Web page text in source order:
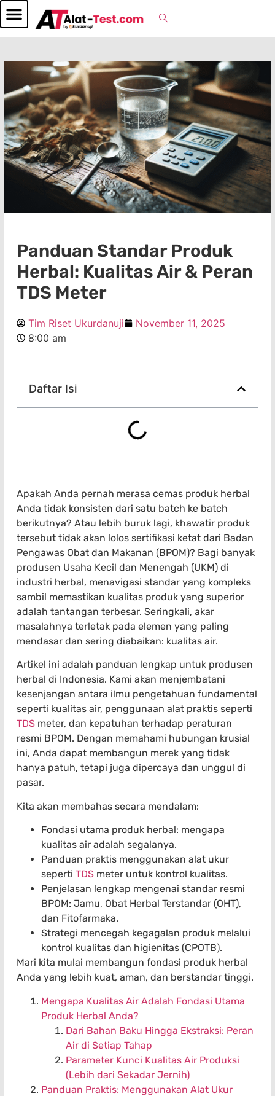
Panduan Standar Produk
Herbal: Kualitas Air & Peran
TDS Meter
Tim Riset Ukurdanuji
November 11, 2025
8:00 am
Daftar Isi
Apakah Anda pernah merasa cemas produk herbal
Anda tidak konsisten dari satu batch ke batch
berikutnya? Atau lebih buruk lagi, khawatir produk
tersebut tidak akan lolos sertifikasi ketat dari Badan
Pengawas Obat dan Makanan (BPOM)? Bagi banyak
produsen Usaha Kecil dan Menengah (UKM) di
industri herbal, menavigasi standar yang kompleks
sambil memastikan kualitas produk yang superior
adalah tantangan terbesar. Seringkali, akar
masalahnya terletak pada elemen yang paling
mendasar dan sering diabaikan: kualitas air.
Artikel ini adalah panduan lengkap untuk produsen
herbal di Indonesia. Kami akan menjembatani
kesenjangan antara ilmu pengetahuan fundamental
seperti kualitas air, penggunaan alat praktis seperti
TDS meter, dan kepatuhan terhadap peraturan
resmi BPOM. Dengan memahami hubungan krusial
ini, Anda dapat membangun merek yang tidak
hanya patuh, tetapi juga dipercaya dan unggul di
pasar.
Kita akan membahas secara mendalam:
Fondasi utama produk herbal: mengapa
kualitas air adalah segalanya.
Panduan praktis menggunakan alat ukur
seperti TDS meter untuk kontrol kualitas.
Penjelasan lengkap mengenai standar resmi
BPOM: Jamu, Obat Herbal Terstandar (OHT),
dan Fitofarmaka.
Strategi mencegah kegagalan produk melalui
kontrol kualitas dan higienitas (CPOTB).
Mari kita mulai membangun fondasi produk herbal
Anda yang lebih kuat, aman, dan berstandar tinggi.
Mengapa Kualitas Air Adalah Fondasi Utama
Produk Herbal Anda?
Dari Bahan Baku Hingga Ekstraksi: Peran
Air di Setiap Tahap
Parameter Kunci Kualitas Air Produksi
(Lebih dari Sekadar Jernih)
Panduan Praktis: Menggunakan Alat Ukur